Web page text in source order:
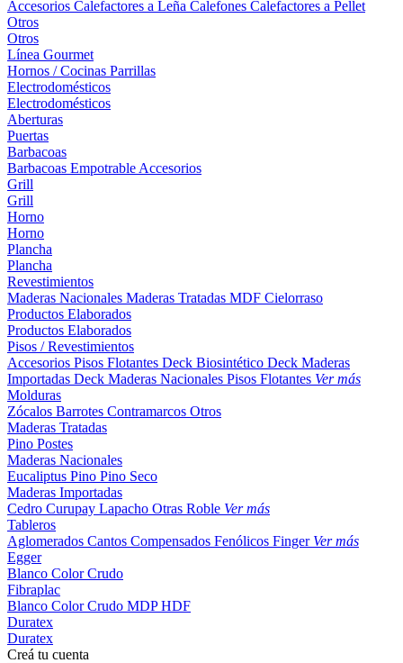
Accesorios Calefactores a Leña Calefones Calefactores a Pellet
Otros
Otros
Línea Gourmet
Hornos / Cocinas Parrillas
Electrodomésticos
Electrodomésticos
Aberturas
Puertas
Barbacoas
Barbacoas Empotrable Accesorios
Grill
Grill
Horno
Horno
Plancha
Plancha
Revestimientos
Maderas Nacionales Maderas Tratadas MDF Cielorraso
Productos Elaborados
Productos Elaborados
Pisos / Revestimientos
Accesorios Pisos Flotantes Deck Biosintético Deck Maderas
Importadas Deck Maderas Nacionales Pisos Flotantes Ver más
Molduras
Zócalos Barrotes Contramarcos Otros
Maderas Tratadas
Pino Postes
Maderas Nacionales
Eucaliptus Pino Pino Seco
Maderas Importadas
Cedro Curupay Lapacho Otras Roble Ver más
Tableros
Aglomerados Cantos Compensados Fenólicos Finger Ver más
Egger
Blanco ColorCrudo
Fibraplac
Blanco ColorCrudo MDPHDF
Duratex
Duratex
Creá tu cuenta